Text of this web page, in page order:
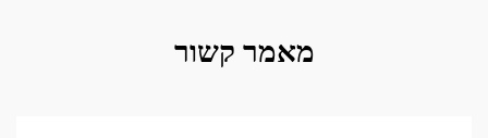
מאמר קשור